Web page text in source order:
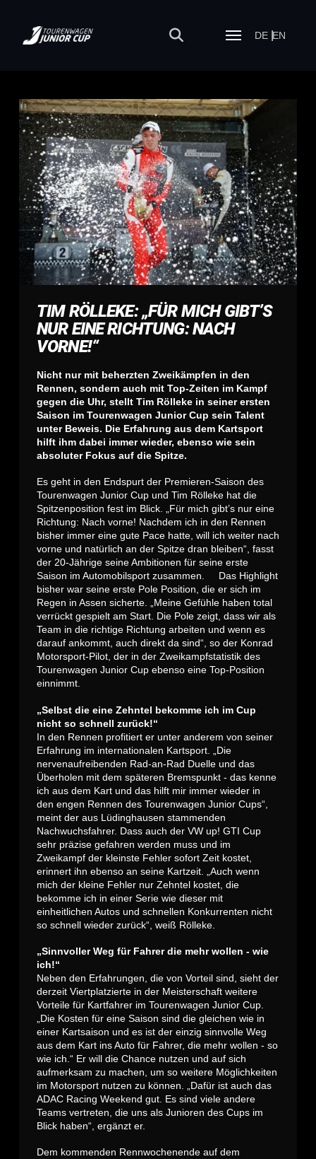
DE EN
TIM RÖLLEKE: „FÜR MICH GIBT’S
NUR EINE RICHTUNG: NACH
VORNE!“
Nicht nur mit beherzten Zweikämpfen in den
Rennen, sondern auch mit Top-Zeiten im Kampf
gegen die Uhr, stellt Tim Rölleke in seiner ersten
Saison im Tourenwagen Junior Cup sein Talent
unter Beweis. Die Erfahrung aus dem Kartsport
hilft ihm dabei immer wieder, ebenso wie sein
absoluter Fokus auf die Spitze.
Es geht in den Endspurt der Premieren-Saison des
Tourenwagen Junior Cup und Tim Rölleke hat die
Spitzenposition fest im Blick. „Für mich gibt’s nur eine
Richtung: Nach vorne! Nachdem ich in den Rennen
bisher immer eine gute Pace hatte, will ich weiter nach
vorne und natürlich an der Spitze dran bleiben“, fasst
der 20-Jährige seine Ambitionen für seine erste
Saison im Automobilsport zusammen. Das Highlight
bisher war seine erste Pole Position, die er sich im
Regen in Assen sicherte. „Meine Gefühle haben total
verrückt gespielt am Start. Die Pole zeigt, dass wir als
Team in die richtige Richtung arbeiten und wenn es
darauf ankommt, auch direkt da sind“, so der Konrad
Motorsport-Pilot, der in der Zweikampfstatistik des
Tourenwagen Junior Cup ebenso eine Top-Position
einnimmt.
„Selbst die eine Zehntel bekomme ich im Cup
nicht so schnell zurück!“
In den Rennen profitiert er unter anderem von seiner
Erfahrung im internationalen Kartsport. „Die
nervenaufreibenden Rad-an-Rad Duelle und das
Überholen mit dem späteren Bremspunkt - das kenne
ich aus dem Kart und das hilft mir immer wieder in
den engen Rennen des Tourenwagen Junior Cups“,
meint der aus Lüdinghausen stammenden
Nachwuchsfahrer. Dass auch der VW up! GTI Cup
sehr präzise gefahren werden muss und im
Zweikampf der kleinste Fehler sofort Zeit kostet,
erinnert ihn ebenso an seine Kartzeit. „Auch wenn
mich der kleine Fehler nur Zehntel kostet, die
bekomme ich in einer Serie wie dieser mit
einheitlichen Autos und schnellen Konkurrenten nicht
so schnell wieder zurück“, weiß Rölleke.
„Sinnvoller Weg für Fahrer die mehr wollen - wie
ich!“
Neben den Erfahrungen, die von Vorteil sind, sieht der
derzeit Viertplatzierte in der Meisterschaft weitere
Vorteile für Kartfahrer im Tourenwagen Junior Cup.
„Die Kosten für eine Saison sind die gleichen wie in
einer Kartsaison und es ist der einzig sinnvolle Weg
aus dem Kart ins Auto für Fahrer, die mehr wollen - so
wie ich.“ Er will die Chance nutzen und auf sich
aufmerksam zu machen, um so weitere Möglichkeiten
im Motorsport nutzen zu können. „Dafür ist auch das
ADAC Racing Weekend gut. Es sind viele andere
Teams vertreten, die uns als Junioren des Cups im
Blick haben“, ergänzt er.
Dem kommenden Rennwochenende auf dem